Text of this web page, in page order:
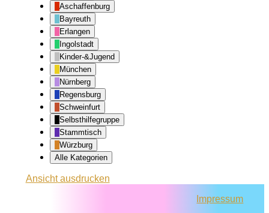
Aschaffenburg
Bayreuth
Erlangen
Ingolstadt
Kinder-&Jugend
München
Nürnberg
Regensburg
Schweinfurt
Selbsthilfegruppe
Stammtisch
Würzburg
Alle Kategorien
Ansichtausdrucken
Impressum